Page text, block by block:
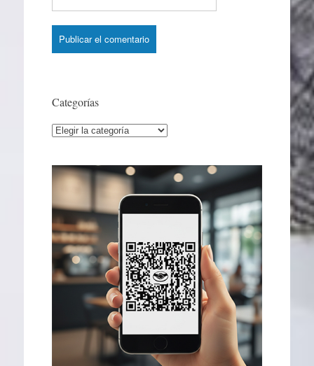
Categorías
Categorías